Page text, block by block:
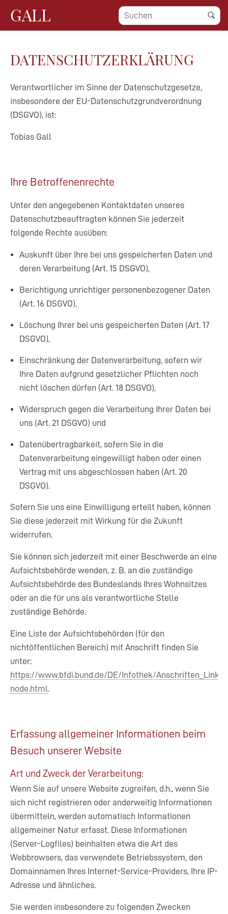
GALL
DATENSCHUTZERKLÄRUNG
Verantwortlicher im Sinne der Datenschutzgesetze,
insbesondere der EU-Datenschutzgrundverordnung
(DSGVO), ist:
Tobias Gall
Ihre Betroffenenrechte
Unter den angegebenen Kontaktdaten unseres
Datenschutzbeauftragten können Sie jederzeit
folgende Rechte ausüben:
Auskunft über Ihre bei uns gespeicherten Daten und
deren Verarbeitung (Art. 15 DSGVO),
Berichtigung unrichtiger personenbezogener Daten
(Art. 16 DSGVO),
Löschung Ihrer bei uns gespeicherten Daten (Art. 17
DSGVO),
Einschränkung der Datenverarbeitung, sofern wir
Ihre Daten aufgrund gesetzlicher Pflichten noch
nicht löschen dürfen (Art. 18 DSGVO),
Widerspruch gegen die Verarbeitung Ihrer Daten bei
uns (Art. 21 DSGVO) und
Datenübertragbarkeit, sofern Sie in die
Datenverarbeitung eingewilligt haben oder einen
Vertrag mit uns abgeschlossen haben (Art. 20
DSGVO).
Sofern Sie uns eine Einwilligung erteilt haben, können
Sie diese jederzeit mit Wirkung für die Zukunft
widerrufen.
Sie können sich jederzeit mit einer Beschwerde an eine
Aufsichtsbehörde wenden, z. B. an die zuständige
Aufsichtsbehörde des Bundeslands Ihres Wohnsitzes
oder an die für uns als verantwortliche Stelle
zuständige Behörde.
Eine Liste der Aufsichtsbehörden (für den
nichtöffentlichen Bereich) mit Anschrift finden Sie
unter:
https://www.bfdi.bund.de/DE/Infothek/
node.html.
Erfassung allgemeiner Informationen beim
Besuch unserer Website
Art und Zweck der Verarbeitung:
Wenn Sie auf unsere Website zugreifen, d.h., wenn Sie
sich nicht registrieren oder anderweitig Informationen
übermitteln, werden automatisch Informationen
allgemeiner Natur erfasst. Diese Informationen
(Server-Logfiles) beinhalten etwa die Art des
Webbrowsers, das verwendete Betriebssystem, den
Domainnamen Ihres Internet-Service-Providers, Ihre IP-
Adresse und ähnliches.
Sie werden insbesondere zu folgenden Zwecken